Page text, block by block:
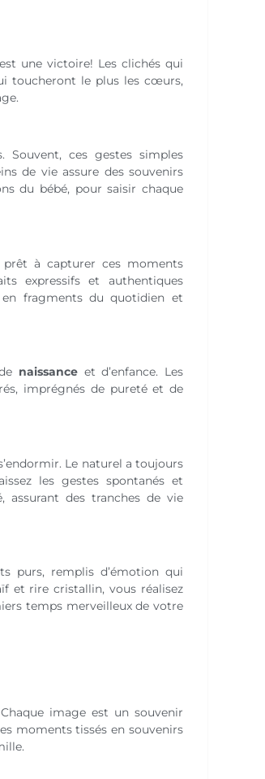
une victoire! Les clichés qui
toucheront le plus les cœurs,
Souvent, ces gestes simples
de vie assure des souvenirs
du bébé, pour saisir chaque
à capturer ces moments
expressifs et authentiques
fragments du quotidien et
naissanceet d’enfance. Les
imprégnés de pureté et de
Le naturel a toujours
les gestes spontanés et
assurant des tranches de vie
purs, remplis d’émotion qui
et rire cristallin, vous réalisez
temps merveilleux de votre
image est un souvenir
moments tissés en souvenirs